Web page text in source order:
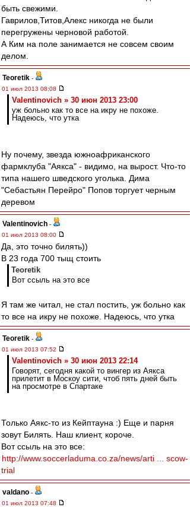
быть свежими.
Гаврилов,Титов,Алекс никогда не были
перегружены черновой работой.
А Ким на поле занимается не совсем своим
делом.
Teoretik -
01 июл 2013 08:08
Valentinovich » 30 июн 2013 23:00
уж больно как то все на икру не похоже.
Надеюсь, что утка
Ну почему, звезда южноафриканского
фармклуба "Аякса" - видимо, на вырост. Что-то
типа нашего шведского уголька. Дима
"Себастьян Перейро" Попов торгует черным
деревом
Valentinovich -
01 июл 2013 08:00
Да, это точно билять))
В 23 года 700 тыщ стоить
Teoretik
Вот ссыль на это все
Я там же читал, не стал постить, уж больно как
то все на икру не похоже. Надеюсь, что утка
Teoretik -
01 июл 2013 07:52
Valentinovich » 30 июн 2013 22:14
Говорят, сегодня какой то вингер из Аякса
прилетит в Москоу сити, чтоб пять дней быть
на просмотре в Спартаке
Только Аякс-то из Кейптауна :) Еще и парня
зовут Билять. Наш клиент, короче.
Вот ссыль на это все:
http://www.soccerladuma.co.za/news/arti ... scow-
trial
valdano -
01 июл 2013 07:48